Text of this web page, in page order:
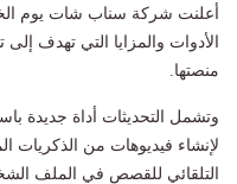
أعلنت شركة سناب شات يوم
الأدوات والمزايا التي تهدف
منصتها.
لإنشاء فيديوهات من الذكريات
التلقائي للقصص في الملف